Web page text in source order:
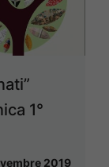
1°
2019